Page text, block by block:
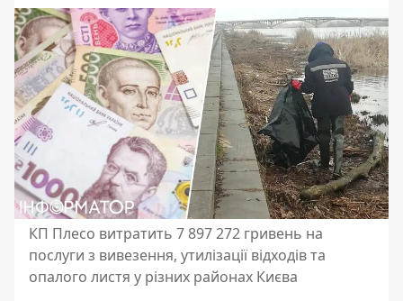
КП Плесо витратить 7 897 272 гривень на
послуги з вивезення, утилізації відходів та
опалого листя у різних районах Києва